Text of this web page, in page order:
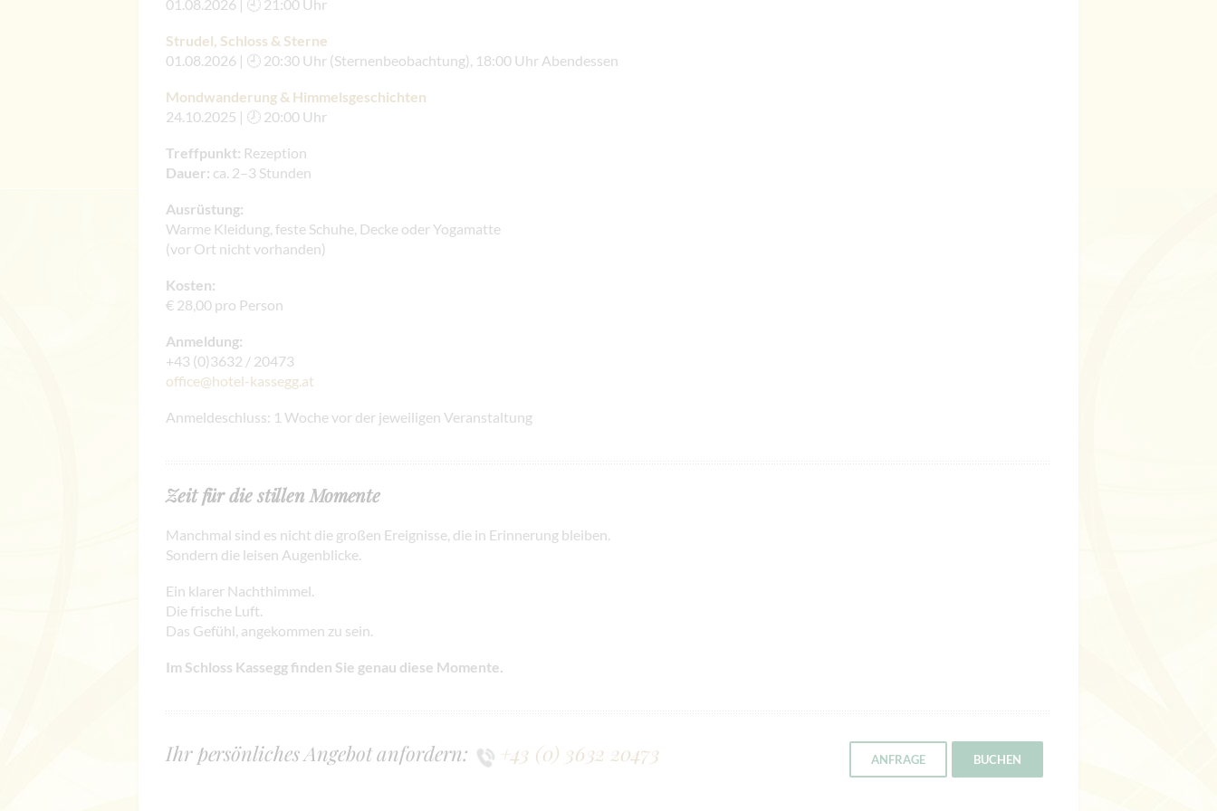
01.08.2026 | 🕘 21:00 Uhr
Strudel, Schloss & Sterne
01.08.2026 | 🕘 20:30 Uhr (Sternenbeobachtung), 18:00 Uhr Abendessen
Mondwanderung & Himmelsgeschichten
24.10.2025 | 🕗 20:00 Uhr
Treffpunkt: Rezeption
Dauer: ca. 2–3 Stunden
Ausrüstung:
Warme Kleidung, feste Schuhe, Decke oder Yogamatte
(vor Ort nicht vorhanden)
Kosten:
€ 28,00 pro Person
Anmeldung:
+43 (0)3632 / 20473
office@hotel-kassegg.at
Anmeldeschluss: 1 Woche vor der jeweiligen Veranstaltung
Zeit für die stillen Momente
Manchmal sind es nicht die großen Ereignisse, die in Erinnerung bleiben.
Sondern die leisen Augenblicke.
Ein klarer Nachthimmel.
Die frische Luft.
Das Gefühl, angekommen zu sein.
Im Schloss Kassegg finden Sie genau diese Momente.
Ihr persönliches Angebot anfordern: +43 (0) 3632 20473 ANFRAGE BUCHEN